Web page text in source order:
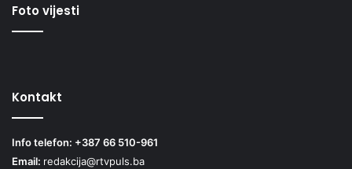
Foto vijesti
Kontakt
Info telefon: +387 66 510-961
Email: redakcija@rtvpuls.ba